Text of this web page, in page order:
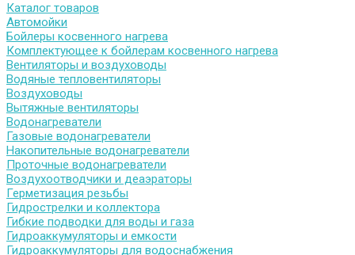
Каталог товаров
Автомойки
Бойлеры косвенного нагрева
Комплектующее к бойлерам косвенного нагрева
Вентиляторы и воздуховоды
Водяные тепловентиляторы
Воздуховоды
Вытяжные вентиляторы
Водонагреватели
Газовые водонагреватели
Накопительные водонагреватели
Проточные водонагреватели
Воздухоотводчики и деаэраторы
Герметизация резьбы
Гидрострелки и коллектора
Гибкие подводки для воды и газа
Гидроаккумуляторы и емкости
Гидроаккумуляторы для водоснабжения